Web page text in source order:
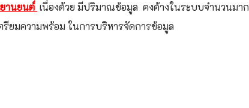
ยานยนต์ เนื่องด้วย มีปริมาณข้อมูล คงค้างในระบบจำนวนมาก
ยมความพร้อม ในการบริหารจัดการข้อมูล